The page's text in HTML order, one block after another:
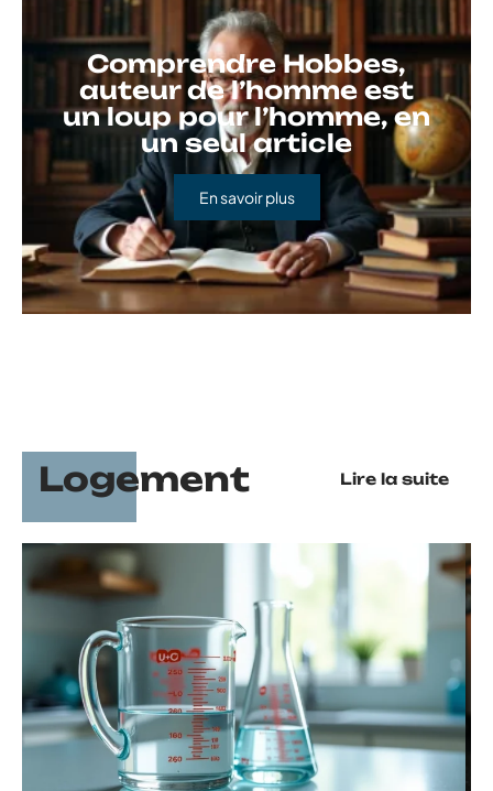
Comprendre Hobbes,
auteur de l’homme est
un loup pour l’homme, en
un seul article
En savoir plus
Logement Lire la suite